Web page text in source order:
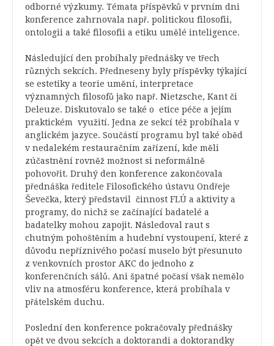
odborné výzkumy. Témata příspěvků v prvním dni
konference zahrnovala např. politickou filosofii,
ontologii a také filosofii a etiku umělé inteligence.
Následující den probíhaly přednášky ve třech
různých sekcích. Předneseny byly příspěvky týkající
se estetiky a teorie umění, interpretace
významných filosofů jako např. Nietzsche, Kant či
Deleuze. Diskutovalo se také o etice péče a jejím
praktickém využití. Jedna ze sekcí též probíhala v
anglickém jazyce. Součástí programu byl také oběd
v nedalekém restauračním zařízení, kde měli
zúčastnění rovněž možnost si neformálně
pohovořit. Druhý den konference zakončovala
přednáška ředitele Filosofického ústavu Ondřeje
Ševečka, který představil činnost FLÚ a aktivity a
programy, do nichž se začínající badatelé a
badatelky mohou zapojit. Následoval raut s
chutným pohoštěním a hudební vystoupení, které z
důvodu nepříznivého počasí muselo být přesunuto
z venkovních prostor AKC do jednoho z
konferenčních sálů. Ani špatné počasí však nemělo
vliv na atmosféru konference, která probíhala v
přátelském duchu.
Poslední den konference pokračovaly přednášky
opět ve dvou sekcích a doktorandi a doktorandky